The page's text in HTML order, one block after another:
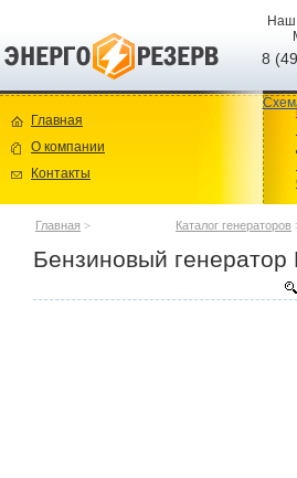
Наш
8
Главная
О компании
Контакты
Главная > Каталог генераторов
Бензиновый